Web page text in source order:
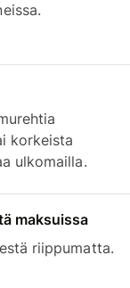
korkeista
ulkomailla.
maksuissa
riippumatta.